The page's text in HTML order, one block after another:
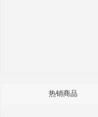
热销商品